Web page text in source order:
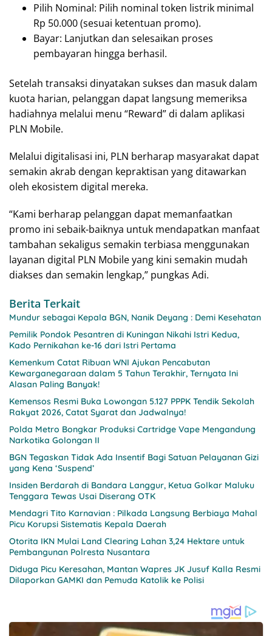
Pilih Nominal: Pilih nominal token listrik minimal
Rp 50.000 (sesuai ketentuan promo).
Bayar: Lanjutkan dan selesaikan proses
pembayaran hingga berhasil.
Setelah transaksi dinyatakan sukses dan masuk dalam
kuota harian, pelanggan dapat langsung memeriksa
hadiahnya melalui menu “Reward” di dalam aplikasi
PLN Mobile.
Melalui digitalisasi ini, PLN berharap masyarakat dapat
semakin akrab dengan kepraktisan yang ditawarkan
oleh ekosistem digital mereka.
“Kami berharap pelanggan dapat memanfaatkan
promo ini sebaik-baiknya untuk mendapatkan manfaat
tambahan sekaligus semakin terbiasa menggunakan
layanan digital PLN Mobile yang kini semakin mudah
diakses dan semakin lengkap,” pungkas Adi.
Berita Terkait
Mundur sebagai Kepala BGN, Nanik Deyang : Demi Kesehatan
Pemilik Pondok Pesantren di Kuningan Nikahi Istri Kedua,
Kado Pernikahan ke-16 dari Istri Pertama
Kemenkum Catat Ribuan WNI Ajukan Pencabutan
Kewarganegaraan dalam 5 Tahun Terakhir, Ternyata Ini
Alasan Paling Banyak!
Kemensos Resmi Buka Lowongan 5.127 PPPK Tendik Sekolah
Rakyat 2026, Catat Syarat dan Jadwalnya!
Polda Metro Bongkar Produksi Cartridge Vape Mengandung
Narkotika Golongan II
BGN Tegaskan Tidak Ada Insentif Bagi Satuan Pelayanan Gizi
yang Kena ‘Suspend’
Insiden Berdarah di Bandara Langgur, Ketua Golkar Maluku
Tenggara Tewas Usai Diserang OTK
Mendagri Tito Karnavian : Pilkada Langsung Berbiaya Mahal
Picu Korupsi Sistematis Kepala Daerah
Otorita IKN Mulai Land Clearing Lahan 3,24 Hektare untuk
Pembangunan Polresta Nusantara
Diduga Picu Keresahan, Mantan Wapres JK Jusuf Kalla Resmi
Dilaporkan GAMKI dan Pemuda Katolik ke Polisi